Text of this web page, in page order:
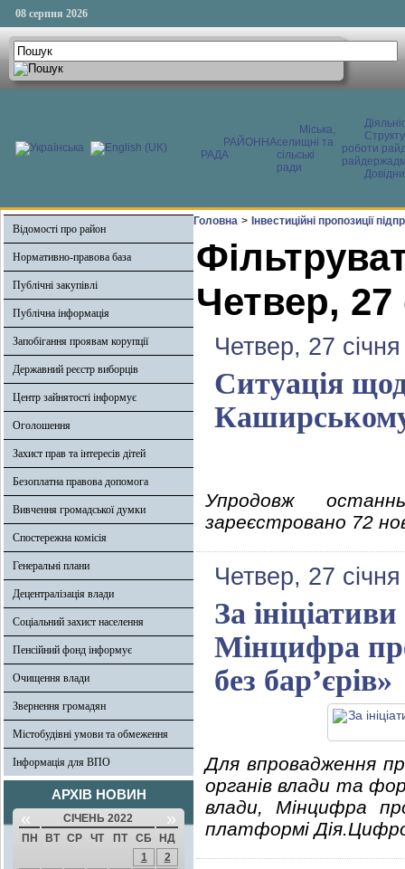
08 серпня 2026
РАЙОННА
РАДА
Міська,
селищні та
сільські
ради
роботи
Відомості про район
Нормативно-правова база
Публічні закупівлі
Публічна інформація
Запобігання проявам корупції
Державний реєстр виборців
Центр зайнятості інформує
Оголошення
Захист прав та інтересів дітей
Безоплатна правова допомога
Вивчення громадської думки
Спостережна комісія
Генеральні плани
Децентралізація влади
Соціальний захист населення
Пенсійний фонд інформує
Очищення влади
Звернення громадян
Містобудівні умови та обмеження
Інформація для ВПО
АРХІВ НОВИН
« СІЧЕНЬ 2022 »
ПН ВТ СР ЧТ ПТ СБ
НД
1
2
Головна > Інвестиційні пропозиції
Четвер, 27
Четвер, 27
Ситуація
Упродовж
зареєстровано 72
Четвер, 27
За
Мінцифра
без бар’єрів»
Для впровадження
органів влади та
влади, Мінцифра
платформі